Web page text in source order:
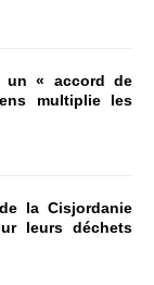
un « accord de
multiplie les
la Cisjordanie
leurs déchets